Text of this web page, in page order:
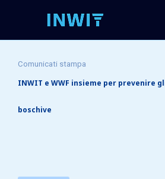
Comunicati stampa
INWIT e WWF insieme per prevenire
boschive